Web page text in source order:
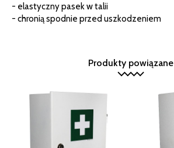
- elastyczny pasek w talii
- chronią spodnie przed uszkodzeniem
Produkty powiązane